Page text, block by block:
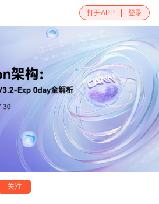
打开APP 登录
关注